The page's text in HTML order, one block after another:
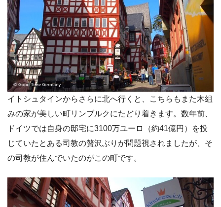
イトシュタインからさらに北へ行くと、こちらもまた木組
みの家が美しい町リンブルクにたどり着きます。数年前、
ドイツでは自身の邸宅に3100万ユーロ（約41億円）を投
じていたとある司教の贅沢ぶりが問題視されましたが、そ
の司教が住んでいたのがこの町です。